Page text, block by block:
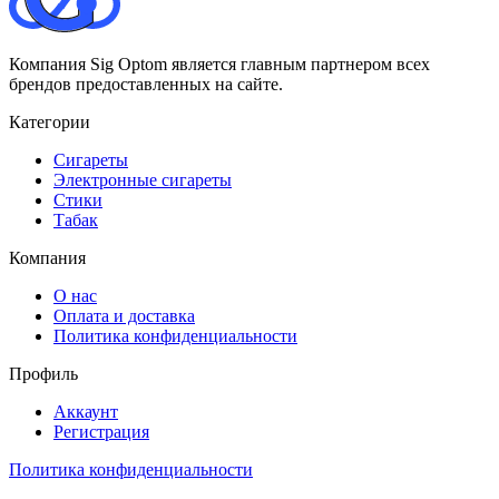
Компания Sig Optom является главным партнером всех
брендов предоставленных на сайте.
Категории
Сигареты
Электронные сигареты
Стики
Табак
Компания
О нас
Оплата и доставка
Политика конфиденциальности
Профиль
Аккаунт
Регистрация
Политика конфиденциальности